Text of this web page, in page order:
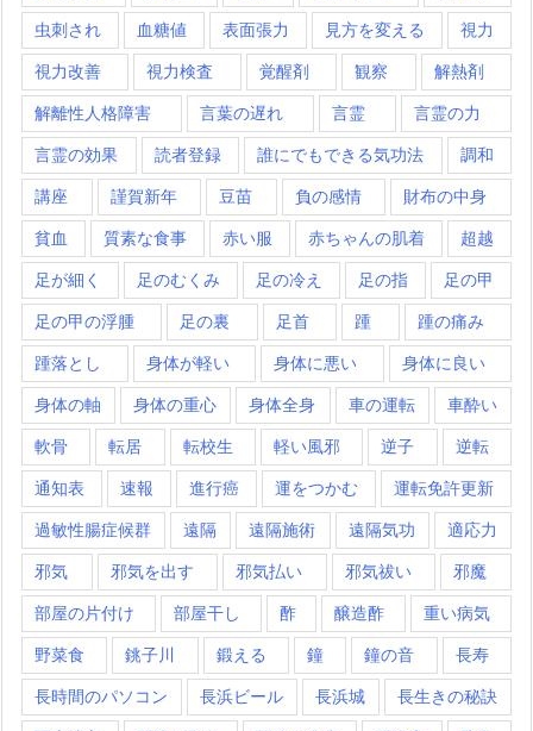
虫刺され 血糖値 表面張力 見方を変える 視力
視力改善 視力検査 覚醒剤 観察 解熱剤
解離性人格障害 言葉の遅れ 言霊 言霊の力
言霊の効果 読者登録 誰にでもできる気功法 調和
講座 謹賀新年 豆苗 負の感情 財布の中身
貧血 質素な食事 赤い服 赤ちゃんの肌着 超越
足が細く 足のむくみ 足の冷え 足の指 足の甲
足の甲の浮腫 足の裏 足首 踵 踵の痛み
踵落とし 身体が軽い 身体に悪い 身体に良い
身体の軸 身体の重心 身体全身 車の運転 車酔い
軟骨 転居 転校生 軽い風邪 逆子 逆転
通知表 速報 進行癌 運をつかむ 運転免許更新
過敏性腸症候群 遠隔 遠隔施術 遠隔気功 適応力
邪気 邪気を出す 邪気払い 邪気祓い 邪魔
部屋の片付け 部屋干し 酢 醸造酢 重い病気
野菜食 銚子川 鍛える 鐘 鐘の音 長寿
長時間のパソコン 長浜ビール 長浜城 長生きの秘訣